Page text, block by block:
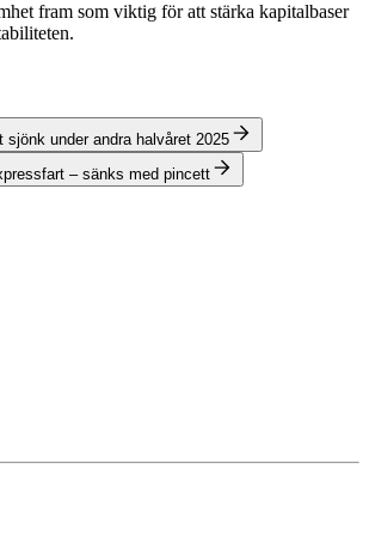
fram som viktig för att stärka kapitalbaser
sjönk under andra halvåret 2025
– sänks med pincett